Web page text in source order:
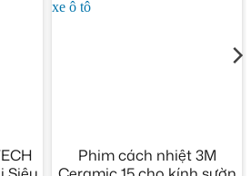
Phim cách nhiệt 3M